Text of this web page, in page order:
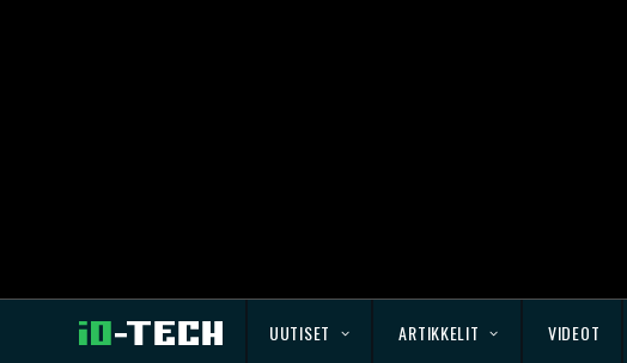
UUTISET ARTIKKELIT VIDEOT